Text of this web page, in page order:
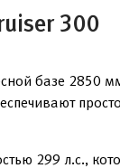
300
базе 2850
299 л.с.,